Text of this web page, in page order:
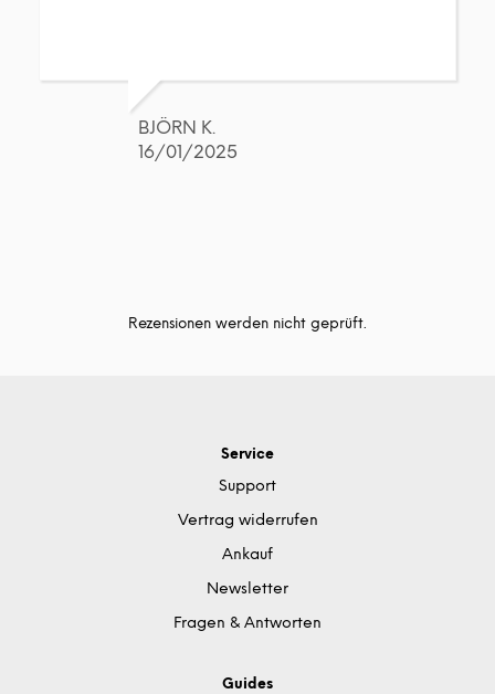
BJÖRN K.
16/01/2025
Rezensionen werden nicht geprüft.
Service
Support
Vertrag widerrufen
Ankauf
Newsletter
Fragen & Antworten
Guides